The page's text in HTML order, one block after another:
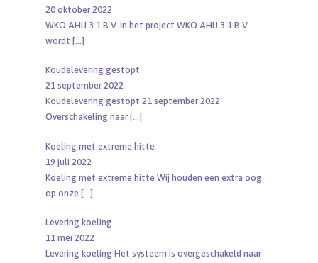
20 oktober 2022
WKO AHIJ 3.1 B.V. In het project WKO AHIJ 3.1 B.V.
wordt […]
Koudelevering gestopt
21 september 2022
Koudelevering gestopt 21 september 2022
Overschakeling naar […]
Koeling met extreme hitte
19 juli 2022
Koeling met extreme hitte Wij houden een extra oog
op onze […]
Levering koeling
11 mei 2022
Levering koeling Het systeem is overgeschakeld naar